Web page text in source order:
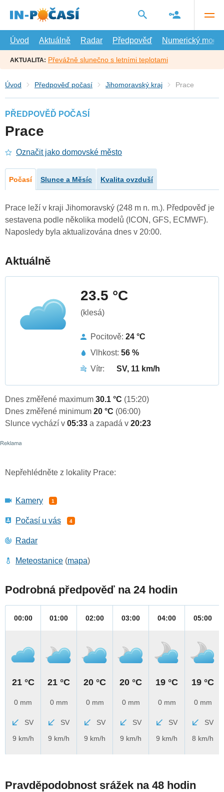
hlavní
Úvod
Aktuálně Radar Předpověď Numerický model
AKTUALITA: Převážně slunečno s letními teplotami
Úvod Předpověď počasí Jihomoravský kraj Prace
PŘEDPOVĚĎ POČASÍ
Prace
Označit jako domovské město
Počasí Slunce a Měsíc Kvalita ovzduší
Prace leží v kraji Jihomoravský (248 m n. m.). Předpověď je
sestavena podle několika modelů (ICON, GFS, ECMWF).
Naposledy byla aktualizována dnes v 20:00.
Aktuálně
23.5 °C
(klesá)
Pocitově: 24 °C
Vlhkost: 56 %
Vítr:
SV, 11 km/h
Dnes změřené maximum 30.1 °C (15:20)
Dnes změřené minimum 20 °C (06:00)
Slunce vychází v 05:33 a zapadá v 20:23
Nepřehlédněte z lokality Prace:
Kamery 1
Počasí u vás 4
Radar
Meteostanice (mapa)
Podrobná předpověď na 24 hodin
00:00
21 °C
0 mm
SV
9 km/h
01:00
21 °C
0 mm
SV
9 km/h
02:00
20 °C
0 mm
SV
9 km/h
03:00
20 °C
0 mm
SV
9 km/h
04:00
19 °C
0 mm
SV
9 km/h
05:00
19 °C
0 mm
SV
8 km/h
Pravděpodobnost srážek na 48 hodin